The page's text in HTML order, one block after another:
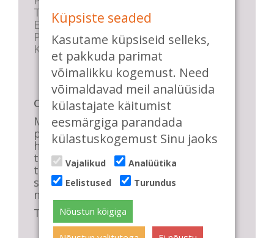
Tasemete kirjeldused
E-poe tingimused
Parkimise info
KKK
Casa de Baile
Me pühendume lõbusale olemisele,
positiivsele seltskonnale ja
huvitavatele ning kasulikele
tantsudele. Kui mõnes meie
talveõhtuses trennis tuled kustutada,
siis vaatab vastu säravate silmade
meri, mis näitab, et oleme õigel teel!
Tule ka sina meie sekka.
Küpsiste seaded
Kasutame küpsiseid selleks,
et pakkuda parimat
võimalikku kogemust. Need
võimaldavad meil analüüsida
külastajate käitumist
eesmärgiga parandada
külastuskogemust Sinu jaoks
Vajalikud
Analüütika
Eelistused
Turundus
Nõustun kõigiga